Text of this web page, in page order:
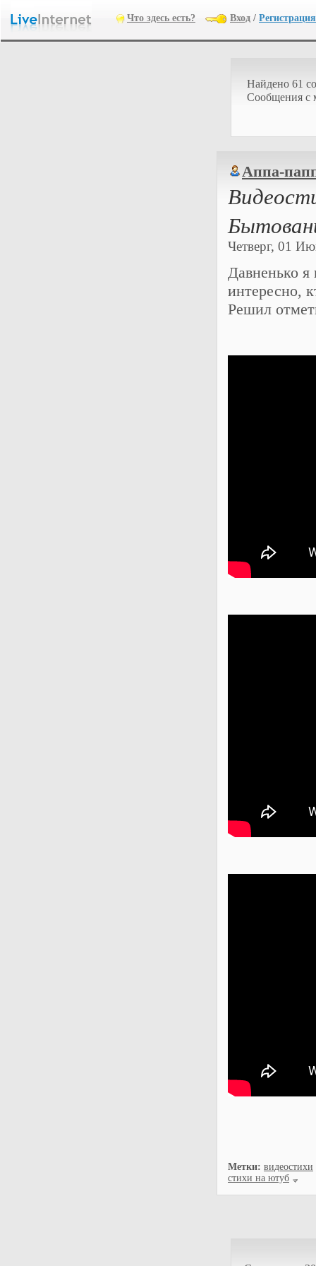
Что здесь есть? Вход / Регистрация
Найдено 61
Cообщения с
Аппа-
Четверг, 01
Давненько я
интересно,
Решил
Метки: видеостихи
стихи на ютуб